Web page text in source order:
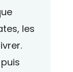
les